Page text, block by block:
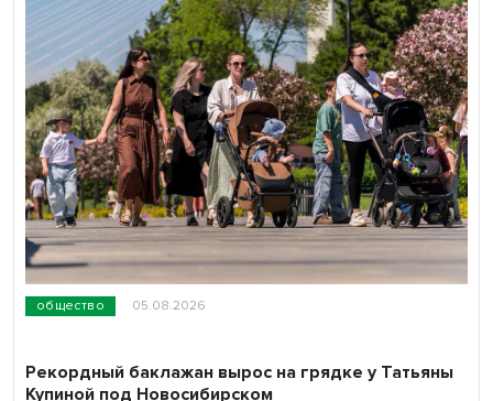
общество 05.08.2026
Рекордный баклажан вырос на грядке у Татьяны
Купиной под Новосибирском